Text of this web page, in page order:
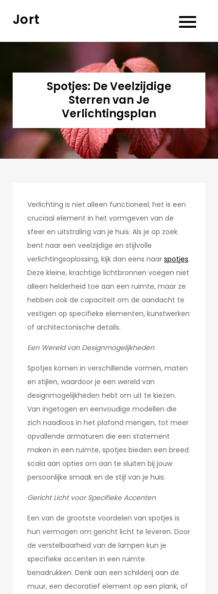
Jort
Spotjes: De Veelzijdige
Sterren van Je
Verlichtingsplan
Verlichting is niet alleen functioneel; het is een
cruciaal element in het vormgeven van de
sfeer en uitstraling van je huis. Als je op zoek
bent naar een veelzijdige en stijlvolle
verlichtingsoplossing, kijk dan eens naarspotjes.
Deze kleine, krachtige lichtbronnen voegen niet
alleen helderheid toe aan een ruimte, maar ze
hebben ook de capaciteit om de aandacht te
vestigen op specifieke elementen, kunstwerken
of architectonische details.
Een Wereld van Designmogelijkheden
Spotjes komen in verschillende vormen, maten
en stijlen, waardoor je een wereld van
designmogelijkheden hebt om uit te kiezen.
Van ingetogen en eenvoudige modellen die
zich naadloos in het plafond mengen, tot meer
opvallende armaturen die een statement
maken in een ruimte, spotjes bieden een breed
scala aan opties om aan te sluiten bij jouw
persoonlijke smaak en de stijl van je huis.
Gericht Licht voor Specifieke Accenten
Een van de grootste voordelen van spotjes is
hun vermogen om gericht licht te leveren. Door
de verstelbaarheid van de lampen kun je
specifieke accenten in een ruimte
benadrukken. Denk aan een schilderij aan de
muur, een decoratief element op een plank, of